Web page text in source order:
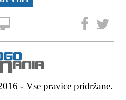
- Vse pravice pridržane.